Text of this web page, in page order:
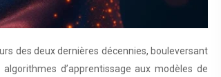
des deux dernières décennies, bouleversant
d’apprentissage aux modèles de